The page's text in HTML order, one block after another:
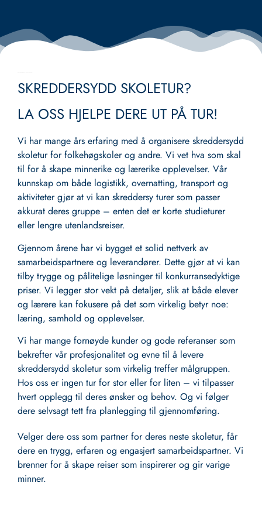
SKREDDERSYDD SKOLETUR?
LA OSS HJELPE DERE UT PÅ TUR!
Vi har mange års erfaring med å organisere skreddersydd
skoletur for folkehøgskoler og andre. Vi vet hva som skal
til for å skape minnerike og lærerike opplevelser. Vår
kunnskap om både logistikk, overnatting, transport og
aktiviteter gjør at vi kan skreddersy turer som passer
akkurat deres gruppe – enten det er korte studieturer
eller lengre utenlandsreiser.
Gjennom årene har vi bygget et solid nettverk av
samarbeidspartnere og leverandører. Dette gjør at vi kan
tilby trygge og pålitelige løsninger til konkurransedyktige
priser. Vi legger stor vekt på detaljer, slik at både elever
og lærere kan fokusere på det som virkelig betyr noe:
læring, samhold og opplevelser.
Vi har mange fornøyde kunder og gode referanser som
bekrefter vår profesjonalitet og evne til å levere
skreddersydd skoletur som virkelig treffer målgruppen.
Hos oss er ingen tur for stor eller for liten – vi tilpasser
hvert opplegg til deres ønsker og behov. Og vi følger
dere selvsagt tett fra planlegging til gjennomføring.
Velger dere oss som partner for deres neste skoletur, får
dere en trygg, erfaren og engasjert samarbeidspartner. Vi
brenner for å skape reiser som inspirerer og gir varige
minner.